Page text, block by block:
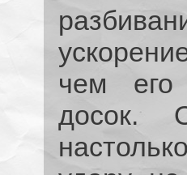
чем его
досок.